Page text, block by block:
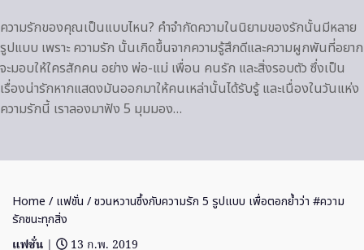
ความรักของคุณเป็นแบบไหน? คำจำกัดความในนิยามของรักนั้นมีหลาย
รูปแบบ เพราะ ความรัก นั้นเกิดขึ้นจากความรู้สึกดีและความผูกพันที่อยาก
จะมอบให้ใครสักคน อย่าง พ่อ-แม่ เพื่อน คนรัก และสิ่งรอบตัว ซึ่งเป็น
เรื่องน่ารักหากแสดงมันออกมาให้คนเหล่านั้นได้รับรู้ และเนื่องในวันแห่ง
ความรักนี้ เราลองมาฟัง 5 มุมมอง…
Home / แฟชั่น / ชวนหวานซึ้งกับความรัก 5 รูปแบบ เพื่อตอกย้ำว่า #ความ
รักชนะทุกสิ่ง
แฟชั่น |
13 ก.พ. 2019